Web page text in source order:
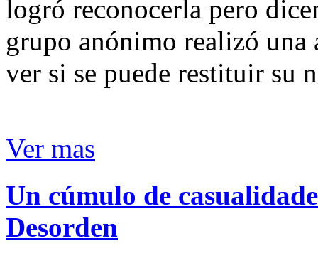
logró reconocerla pero
grupo anónimo realizó
ver si se puede restituir su
Ver mas
Un cúmulo de
Desorden